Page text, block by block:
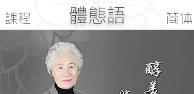
課程 體態語 简体